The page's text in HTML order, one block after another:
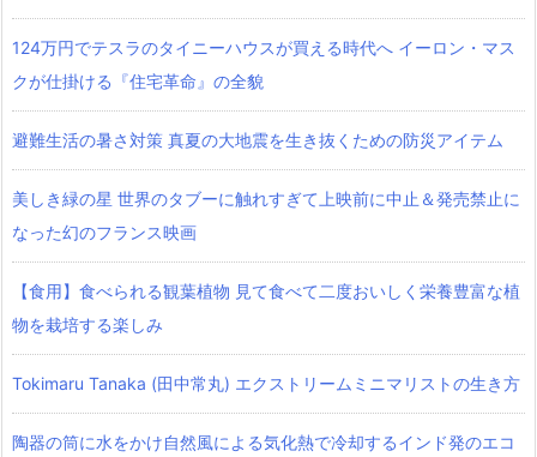
124万円でテスラのタイニーハウスが買える時代へ イーロン・マス
クが仕掛ける『住宅革命』の全貌
避難生活の暑さ対策 真夏の大地震を生き抜くための防災アイテム
美しき緑の星 世界のタブーに触れすぎて上映前に中止＆発売禁止に
なった幻のフランス映画
【食用】食べられる観葉植物 見て食べて二度おいしく栄養豊富な植
物を栽培する楽しみ
Tokimaru Tanaka (田中常丸) エクストリームミニマリストの生き方
陶器の筒に水をかけ自然風による気化熱で冷却するインド発のエコ